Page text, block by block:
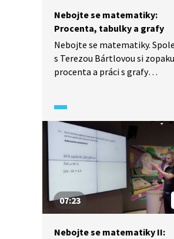
Nebojte se matematiky:
Procenta, tabulky a grafy
Nebojte se matematiky.
s Terezou Bártlovou si
procenta a práci s grafy
potkat nejen v testech ve
zároveň také u přijímacích
na střední školu.
07:23
Nebojte se matematiky II: